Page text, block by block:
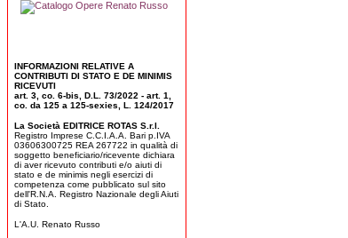
INFORMAZIONI RELATIVE A
CONTRIBUTI DI STATO E DE MINIMIS
RICEVUTI
art. 3, co. 6-bis, D.L. 73/2022 - art. 1,
co. da 125 a 125-sexies, L. 124/2017
La Società EDITRICE ROTAS S.r.l.
Registro Imprese C.C.I.A.A. Bari p.IVA
03606300725 REA 267722 in qualità di
soggetto beneficiario/ricevente dichiara
di aver ricevuto contributi e/o aiuti di
stato e de minimis negli esercizi di
competenza come pubblicato sul sito
dell'R.N.A. Registro Nazionale degli Aiuti
di Stato.
L'A.U. Renato Russo